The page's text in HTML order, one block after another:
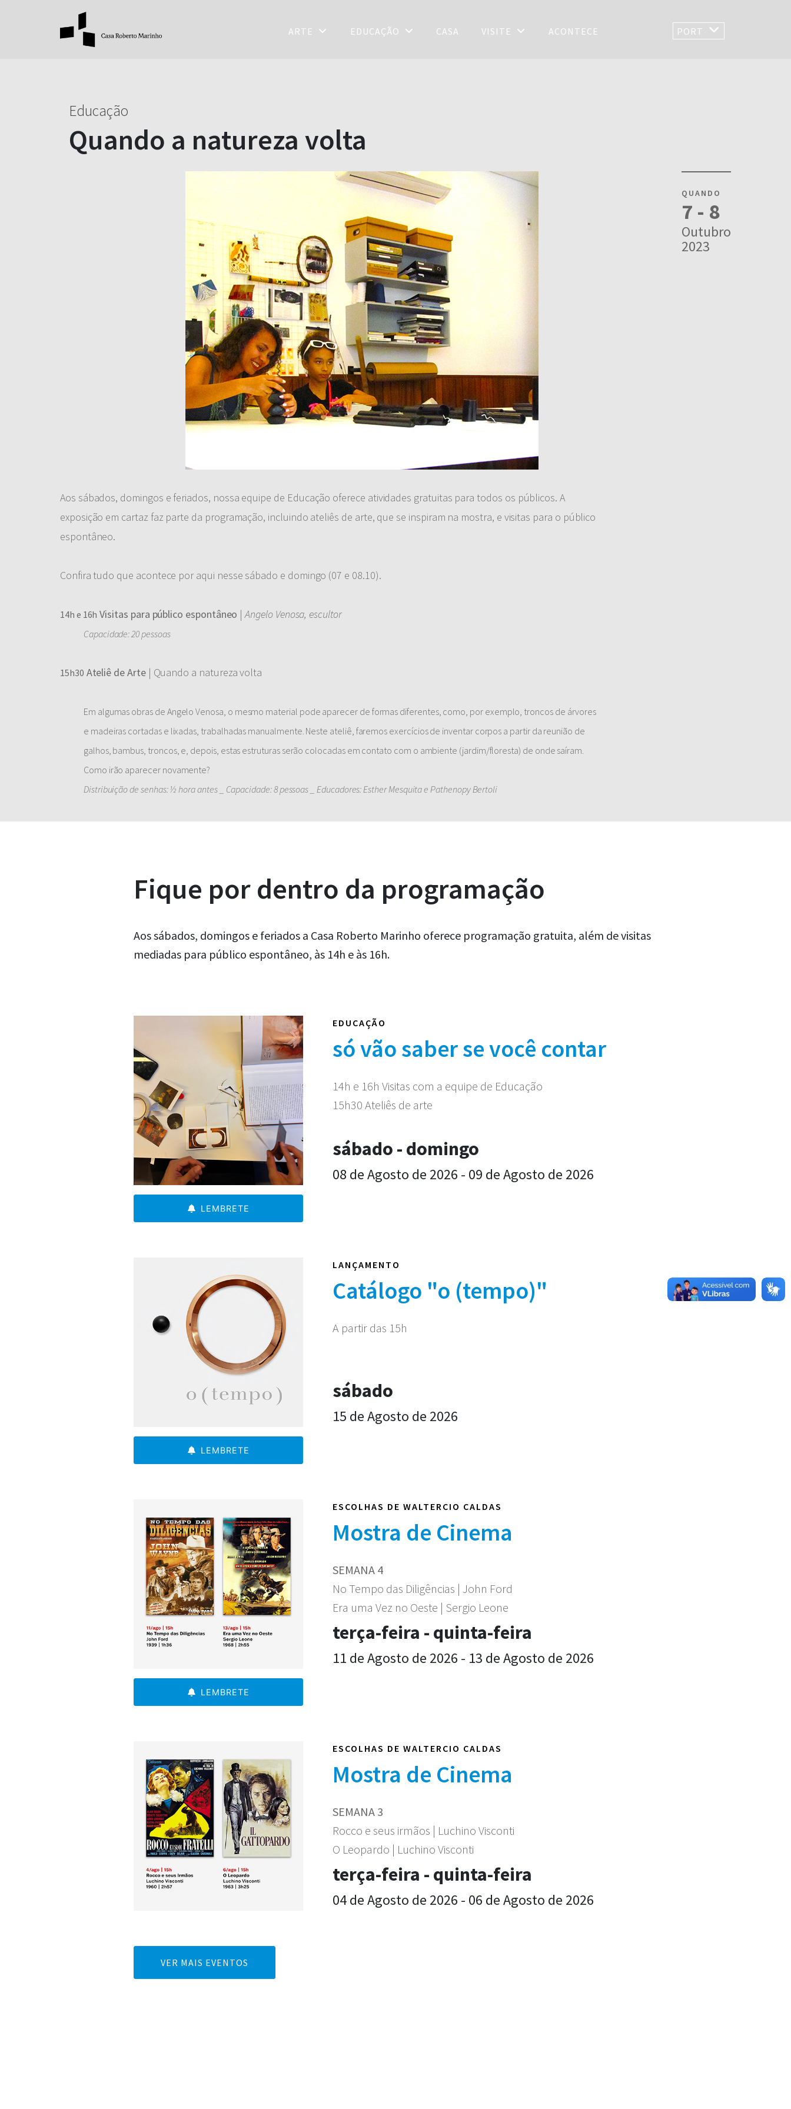
ARTE EDUCAÇÃO CASA VISITE ACONTECE PORT
Educação
Quando a natureza volta
QUANDO
7 - 8
Outubro
2023
Aos sábados, domingos e feriados, nossa equipe de Educação oferece atividades gratuitas para todos os públicos. A
exposição em cartaz faz parte da programação, incluindo ateliês de arte, que se inspiram na mostra, e visitas para o público
espontâneo.
Confira tudo que acontece por aqui nesse sábado e domingo (07 e 08.10).
14h e 16h Visitas para público espontâneo |Angelo Venosa, escultor
Capacidade: 20 pessoas
15h30 Ateliê de Arte| Quando a natureza volta
Em algumas obras de Angelo Venosa, o mesmo material pode aparecer de formas diferentes, como, por exemplo, troncos de árvores
e madeiras cortadas e lixadas, trabalhadas manualmente. Neste ateliê, faremos exercícios de inventar corpos a partir da reunião de
galhos, bambus, troncos, e, depois, estas estruturas serão colocadas em contato com o ambiente (jardim/floresta) de onde saíram.
Como irão aparecer novamente?
Distribuição de senhas: ½ hora antes _ Capacidade: 8 pessoas _ Educadores: Esther Mesquita e Pathenopy Bertoli
Fique por dentro da programação
Aos sábados, domingos e feriados a Casa Roberto Marinho oferece programação gratuita, além de visitas
mediadas para público espontâneo, às 14h e às 16h.
LEMBRETE
EDUCAÇÃO
só vão saber se você contar
14h e 16h Visitas com a equipe de Educação
15h30 Ateliês de arte
sábado - domingo
08 de Agosto de 2026 - 09 de Agosto de 2026
LEMBRETE
LANÇAMENTO
Catálogo "o (tempo)"
A partir das 15h
sábado
15 de Agosto de 2026
LEMBRETE
ESCOLHAS DE WALTERCIO CALDAS
Mostra de Cinema
SEMANA 4
No Tempo das Diligências | John Ford
Era uma Vez no Oeste | Sergio Leone
terça-feira - quinta-feira
11 de Agosto de 2026 - 13 de Agosto de 2026
ESCOLHAS DE WALTERCIO CALDAS
Mostra de Cinema
SEMANA 3
Rocco e seus irmãos | Luchino Visconti
O Leopardo | Luchino Visconti
terça-feira - quinta-feira
04 de Agosto de 2026 - 06 de Agosto de 2026
VER MAIS EVENTOS